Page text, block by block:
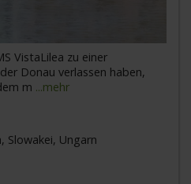
VistaLilea zu einer
Donau verlassen haben,
m ...mehr
Slowakei, Ungarn